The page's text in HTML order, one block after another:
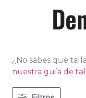
¿No sabes que
nuestra guía de